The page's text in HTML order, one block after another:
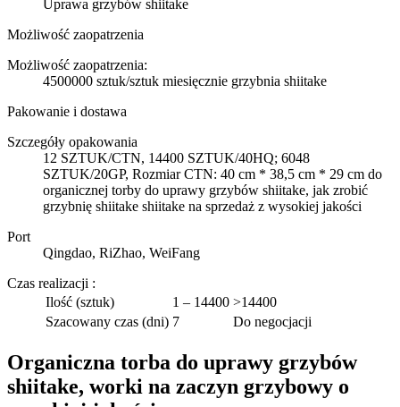
Uprawa grzybów shiitake
Możliwość zaopatrzenia
Możliwość zaopatrzenia:
4500000 sztuk/sztuk miesięcznie grzybnia shiitake
Pakowanie i dostawa
Szczegóły opakowania
12 SZTUK/CTN, 14400 SZTUK/40HQ; 6048
SZTUK/20GP, Rozmiar CTN: 40 cm * 38,5 cm * 29 cm do
organicznej torby do uprawy grzybów shiitake, jak zrobić
grzybnię shiitake shiitake na sprzedaż z wysokiej jakości
Port
Qingdao, RiZhao, WeiFang
Czas realizacji :
Ilość (sztuk)
1 – 14400 >14400
Szacowany czas (dni) 7 Do negocjacji
Organiczna torba do uprawy grzybów
shiitake, worki na zaczyn grzybowy o